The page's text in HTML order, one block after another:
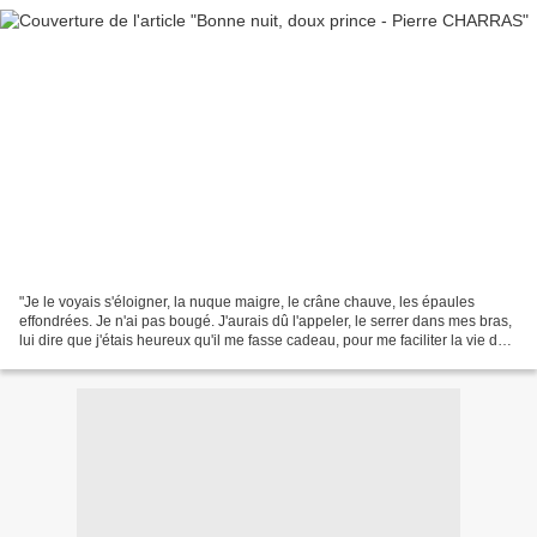
"Je le voyais s'éloigner, la nuque maigre, le crâne chauve, les épaules
effondrées. Je n'ai pas bougé. J'aurais dû l'appeler, le serrer dans mes bras,
lui dire que j'étais heureux qu'il me fasse cadeau, pour me faciliter la vie de